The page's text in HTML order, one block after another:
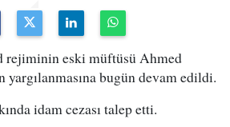
rejiminin eski müftüsü Ahmed
yargılanmasına bugün devam edildi.
idam cezası talep etti.